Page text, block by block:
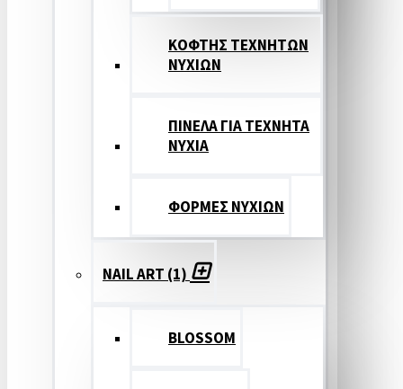
ΚΟΦΤΗΣ ΤΕΧΝΗΤΩΝ
ΝΥΧΙΩΝ
ΠΙΝΕΛΑ ΓΙΑ ΤΕΧΝΗΤΑ
ΝΥΧΙΑ
ΦΟΡΜΕΣ ΝΥΧΙΩΝ
NAIL ART (1)
BLOSSOM